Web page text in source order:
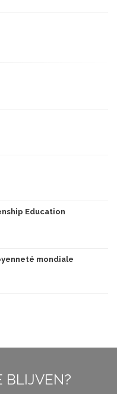
Education
mondiale
BLIJVEN?